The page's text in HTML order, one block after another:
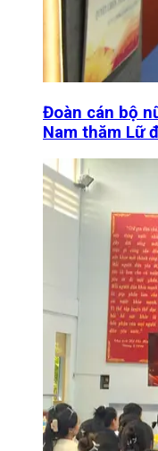
Đoàn cán bộ
Nam thăm Lữ